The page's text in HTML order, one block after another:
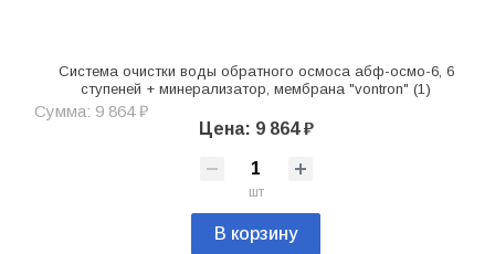
Система очистки воды обратного осмоса абф-осмо-6, 6
ступеней + минерализатор, мембрана "vontron" (1)
Сумма: 9 864 ₽
Цена: 9 864 ₽
шт
В корзину